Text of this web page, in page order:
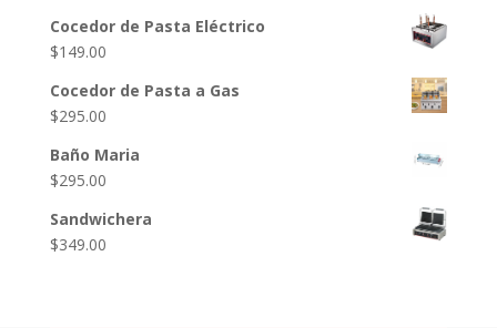
Cocedor de Pasta Eléctrico
$149.00
Cocedor de Pasta a Gas
$295.00
Baño Maria
$295.00
Sandwichera
$349.00